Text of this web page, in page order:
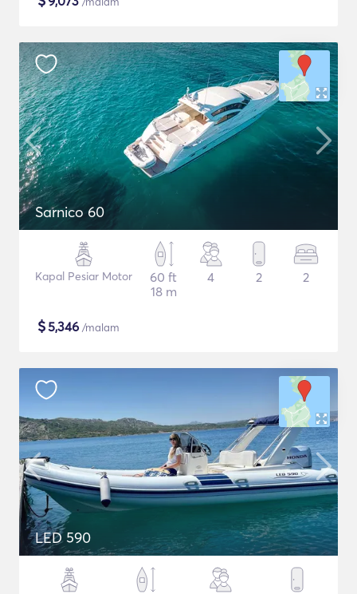
Sarnico 60
Kapal Pesiar Motor
60 ft
18 m
4 2 2
$5,346 /malam
LED 590